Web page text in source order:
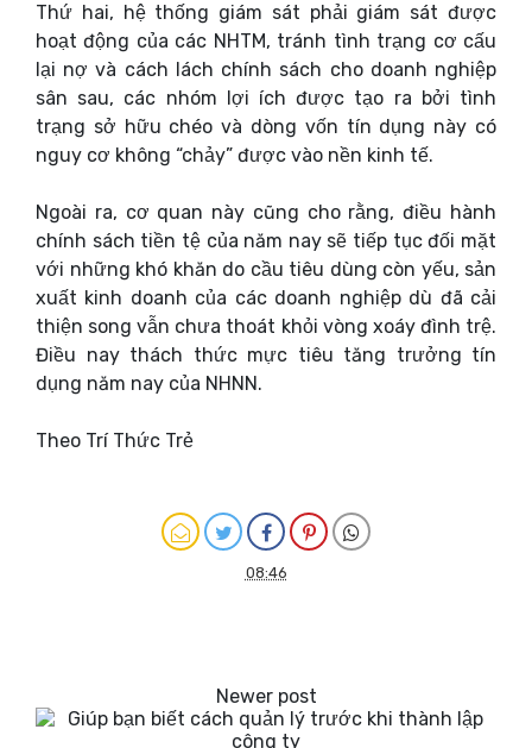
Thứ hai, hệ thống giám sát phải giám sát được
hoạt động của các NHTM, tránh tình trạng cơ cấu
lại nợ và cách lách chính sách cho doanh nghiệp
sân sau, các nhóm lợi ích được tạo ra bởi tình
trạng sở hữu chéo và dòng vốn tín dụng này có
nguy cơ không “chảy” được vào nền kinh tế.
Ngoài ra, cơ quan này cũng cho rằng, điều hành
chính sách tiền tệ của năm nay sẽ tiếp tục đối mặt
với những khó khăn do cầu tiêu dùng còn yếu, sản
xuất kinh doanh của các doanh nghiệp dù đã cải
thiện song vẫn chưa thoát khỏi vòng xoáy đình trệ.
Điều nay thách thức mực tiêu tăng trưởng tín
dụng năm nay của NHNN.
Theo Trí Thức Trẻ
08:46